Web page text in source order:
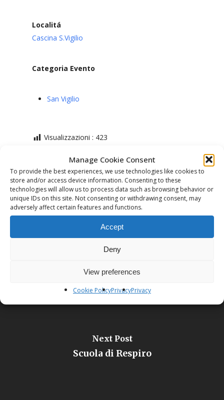
Manage Cookie Consent
To provide the best experiences, we use technologies like cookies to
store and/or access device information. Consenting to these
technologies will allow us to process data such as browsing behavior or
unique IDs on this site. Not consenting or withdrawing consent, may
adversely affect certain features and functions.
Accept
Deny
View preferences
Cookie PolicyPrivacyPrivacy
Localitá
Cascina S.Vigilio
Categoria Evento
San Vigilio
Visualizzazioni : 423
Previous Post
S.G.C. Attività primavera 2018
Next Post
Scuola di Respiro